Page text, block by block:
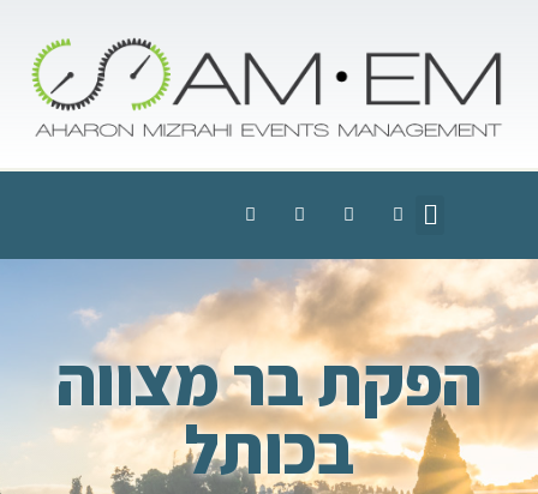
הפקת בר מצווה
בכותל